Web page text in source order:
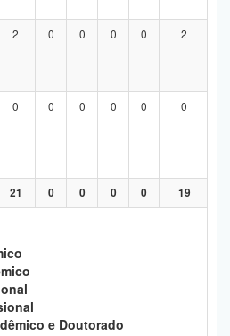
2 0 0 0 0 2
0 0 0 0 0 0
21 0 0 0 0 19
e Doutorado